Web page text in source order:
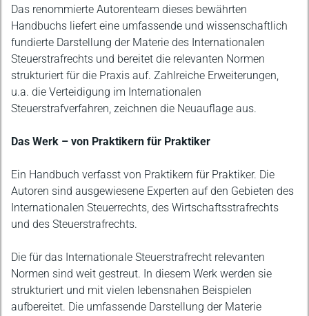
Das renommierte Autorenteam dieses bewährten
Handbuchs liefert eine umfassende und wissenschaftlich
fundierte Darstellung der Materie des Internationalen
Steuerstrafrechts und bereitet die relevanten Normen
strukturiert für die Praxis auf. Zahlreiche Erweiterungen,
u.a. die Verteidigung im Internationalen
Steuerstrafverfahren, zeichnen die Neuauflage aus.
Das Werk – von Praktikern für Praktiker
Ein Handbuch verfasst von Praktikern für Praktiker. Die
Autoren sind ausgewiesene Experten auf den Gebieten des
Internationalen Steuerrechts, des Wirtschaftsstrafrechts
und des Steuerstrafrechts.
Die für das Internationale Steuerstrafrecht relevanten
Normen sind weit gestreut. In diesem Werk werden sie
strukturiert und mit vielen lebensnahen Beispielen
aufbereitet. Die umfassende Darstellung der Materie